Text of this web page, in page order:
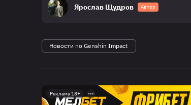
Ярослав Щудров Автор
Новости по Genshin Impact
Реклама 18+